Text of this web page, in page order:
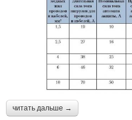
читать дальше →